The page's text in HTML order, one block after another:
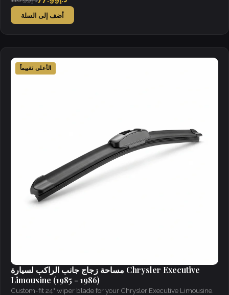
أضف إلى السلة
الأعلى تقييماً
مساحة زجاج جانب الراكب لسيارة Chrysler Executive
Limousine (1985 - 1986)
Custom-fit 24" wiper blade for your Chrysler Executive Limousine.